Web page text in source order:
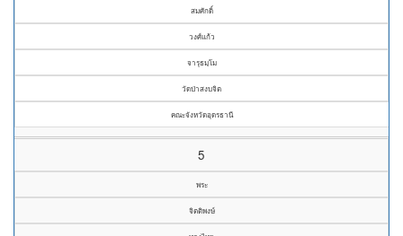
สมศักดิ์
วงศ์แก้ว
จารุธมฺโม
วัดป่าสงบจิต
คณะจังหวัดอุดรธานี
5
พระ
จิตติพงษ์